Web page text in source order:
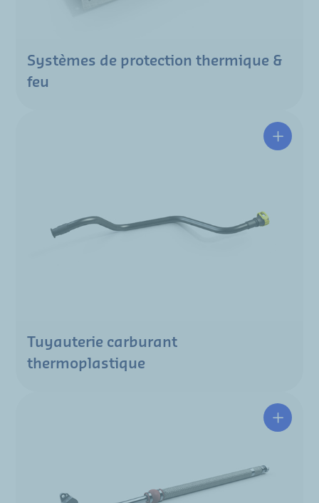
Systèmes de protection thermique &
feu
Tuyauterie carburant
thermoplastique